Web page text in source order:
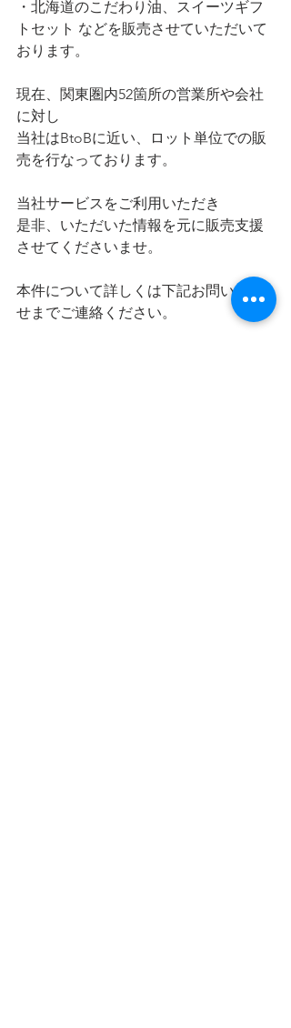
・北海道のこだわり油、スイーツギフ
トセット などを販売させていただいて
おります。
現在、関東圏内52箇所の営業所や会社
に対し
当社はBtoBに近い、ロット単位での販
売を行なっております。
当社サービスをご利用いただき
是非、いただいた情報を元に販売支援
させてくださいませ。
本件について詳しくは下記お問い合わ
せまでご連絡ください。